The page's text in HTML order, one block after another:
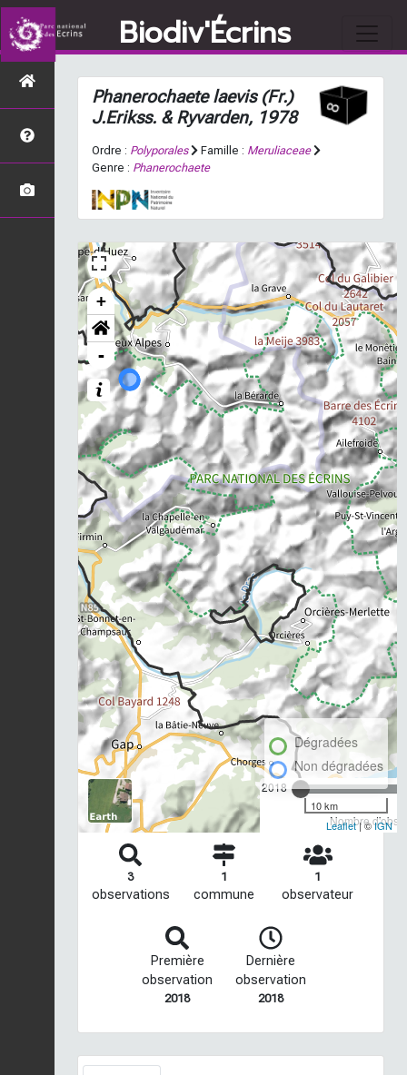
Biodiv'Écrins
Phanerochaete laevis(Fr.)
J.Erikss. & Ryvarden, 1978
Ordre : Polyporales Famille : Meruliaceae
Genre : Phanerochaete
+
-
2018
Nombre
Dégradées
Non dégradées
10 km
Leaflet| ©IGN
3
observations
1
commune
1
observateur
Première
observation
2018
Dernière
observation
2018